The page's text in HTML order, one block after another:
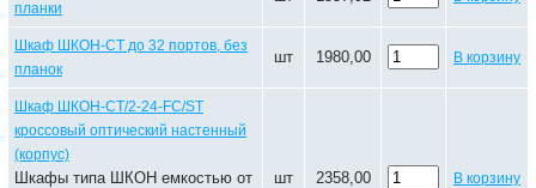
планки
Шкаф ШКОН-СТ до 32 портов, без
планок
шт 1980,00 В корзину
Шкаф ШКОН-CT/2-24-FC/ST
кроссовый оптический настенный
(корпус)
Шкафы типа ШКОН емкостью от
шт 2358,00 В корзину